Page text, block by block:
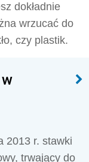
dokładnie
wrzucać do
czy plastik.
2013 r. stawki
trwający do